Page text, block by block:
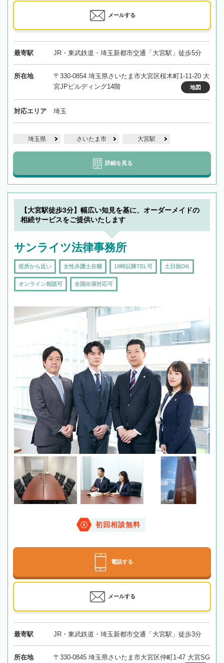
メールする
最寄駅 JR・東武鉄道・埼玉新都市交通「大宮駅」徒歩5分
所在地
〒330-0854 埼玉県さいたま市大宮区桜木町1-11-20 大
宮JPビルディング14階
地図
対応エリア 埼玉
埼玉県 さいたま市 大宮駅
詳細を見る
【大宮駅徒歩3分】幅広い知見を基に、オーダーメイドの
相続サービスをご提供いたします
サンライツ法律事務所
役所から近い 女性弁護士在籍 19時以降TEL可 土日祝OK
オンライン相談可 全国出張対応可
初回相談無料
電話する
メールする
最寄駅 JR・東武鉄道・埼玉新都市交通「大宮駅」徒歩3分
所在地 〒330-0845 埼玉県さいたま市大宮区仲町1-47 大宮SG